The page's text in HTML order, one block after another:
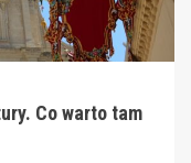
Co warto tam